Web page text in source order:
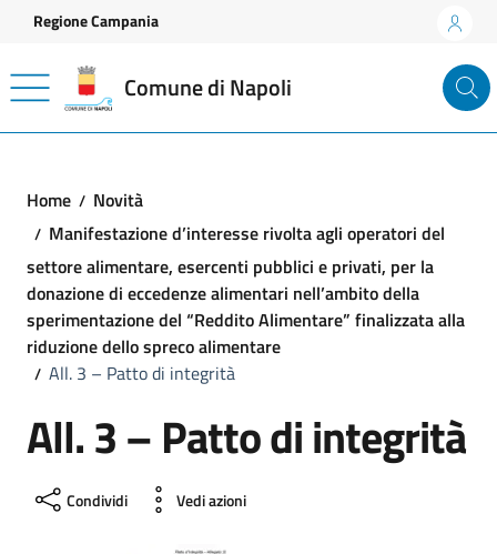
Vai ai contenuti
Vai al footer
Regione Campania
Comune di Napoli
Home
Novità
Manifestazione d’interesse rivolta agli operatori del
settore alimentare, esercenti pubblici e privati, per la
donazione di eccedenze alimentari nell’ambito della
sperimentazione del “Reddito Alimentare” finalizzata alla
riduzione dello spreco alimentare
All. 3 – Patto di integrità
All. 3 – Patto di integrità
Condividi Vedi azioni